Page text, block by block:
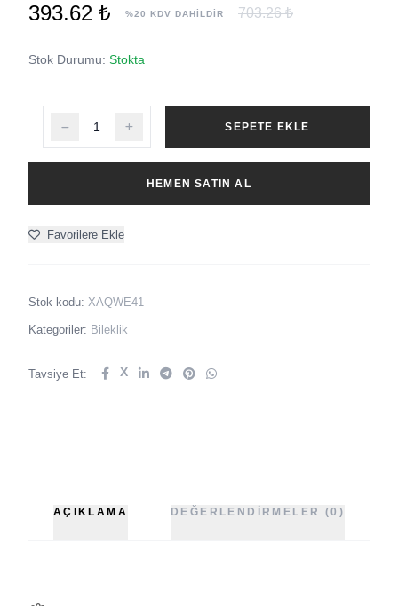
393.62 ₺ %20 KDV DAHİLDİR 703.26 ₺
Stok Durumu: Stokta
SEPETE EKLE
HEMEN SATIN AL
Favorilere Ekle
Stok kodu: XAQWE41
Kategoriler: Bileklik
Tavsiye Et: X
AÇIKLAMA DEĞERLENDIRMELER (0)